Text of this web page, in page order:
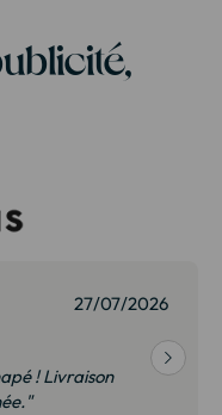
Patrice G.
satisfait. Nous avons
en magasin à